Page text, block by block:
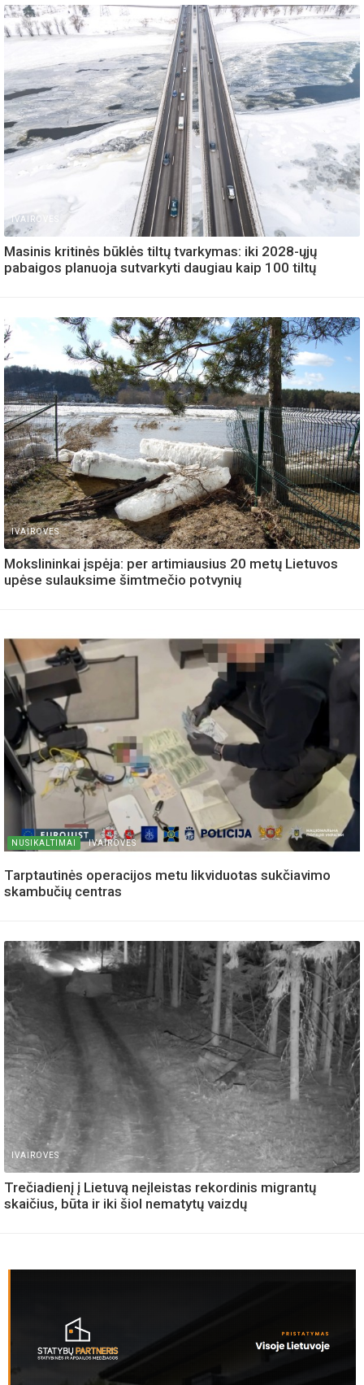
IVAIROVES
Masinis kritinės būklės tiltų tvarkymas: iki 2028-ųjų
pabaigos planuoja sutvarkyti daugiau kaip 100 tiltų
IVAIROVES
Mokslininkai įspėja: per artimiausius 20 metų Lietuvos
upėse sulauksime šimtmečio potvynių
NUSIKALTIMAI IVAIROVES
Tarptautinės operacijos metu likviduotas sukčiavimo
skambučių centras
IVAIROVES
Trečiadienį į Lietuvą neįleistas rekordinis migrantų
skaičius, būta ir iki šiol nematytų vaizdų